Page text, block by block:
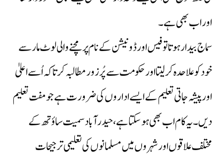
اور اب بھی ہے۔
سماج بیدار ہوتا تو فیس اور ڈونیشن کے نام پر مچنے والی لوٹ مار سے
خود کو علاحدہ کرلیتا اور حکومت سے پُرزور مطالبہ کرتا کہ اُسے اعلیٰ
اور پیشہ جاتی تعلیم کے ایسے اداروں کی ضرورت ہے جو مفت تعلیم
دیں۔ یہ کام اب بھی ہوسکتا ہے،حیدرآباد سمیت ساؤتھ کے
مختلف علاقوں اورشہروں میں مسلمانوں کی تعلیمی ترجیحات